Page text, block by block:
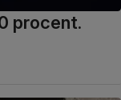
procent.